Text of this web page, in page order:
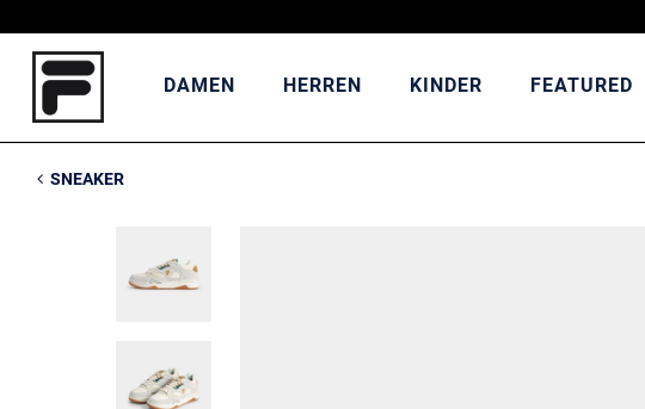
DAMEN HERREN KINDER FEATURED
SNEAKER